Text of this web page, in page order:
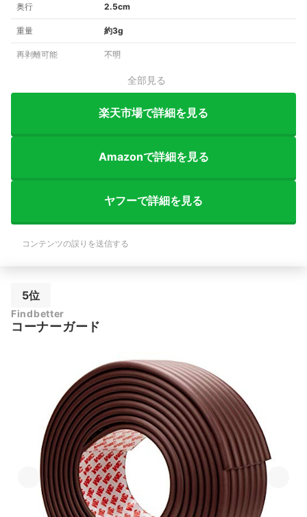
奥行 2.5cm
重量 約3g
再剥離可能 不明
全部見る
楽天市場で詳細を見る
Amazonで詳細を見る
ヤフーで詳細を見る
コンテンツの誤りを送信する
5位
Findbetter
コーナーガード